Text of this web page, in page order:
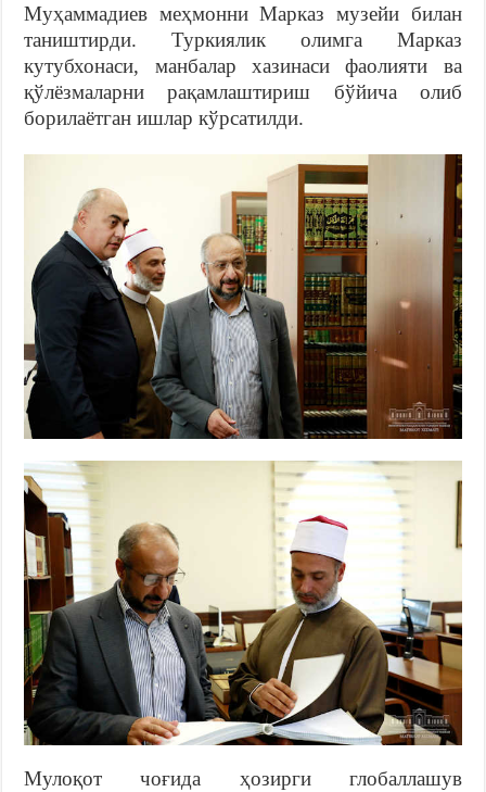
Муҳаммадиев меҳмонни Марказ музейи билан
таништирди. Туркиялик олимга Марказ
кутубхонаси, манбалар хазинаси фаолияти ва
қўлёзмаларни рақамлаштириш бўйича олиб
борилаётган ишлар кўрсатилди.
Мулоқот чоғида ҳозирги глобаллашув